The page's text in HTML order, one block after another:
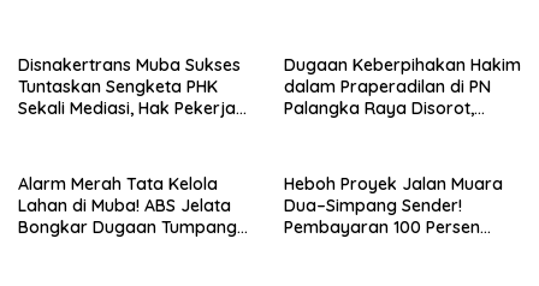
Disnakertrans Muba Sukses
Tuntaskan Sengketa PHK
Sekali Mediasi, Hak Pekerja
Dugaan Keberpihakan Hakim
dalam Praperadilan di PN
Palangka Raya Disorot,
Alarm Merah Tata Kelola
Lahan di Muba! ABS Jelata
Bongkar Dugaan Tumpang
Heboh Proyek Jalan Muara
Dua–Simpang Sender!
Pembayaran 100 Persen